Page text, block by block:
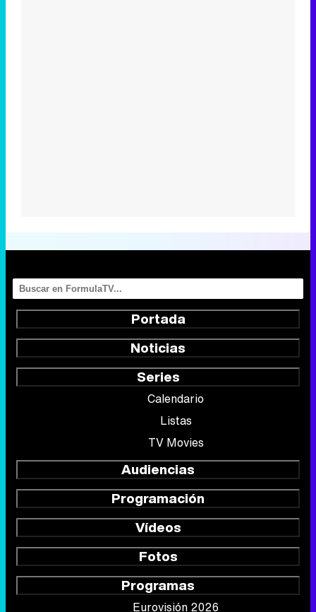
Portada
Noticias
Series
Calendario
Listas
TV Movies
Audiencias
Programación
Vídeos
Fotos
Programas
Eurovisión 2026